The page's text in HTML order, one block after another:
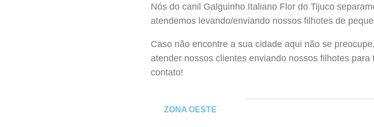
Nós do canil Galguinho Italiano Flor do Tijuco
atendemos levando/enviando nossos filhotes de
Caso não encontre a sua cidade aqui não se
atender nossos clientes enviando nossos filhotes
contato!
ZONA OESTE